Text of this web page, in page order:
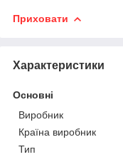
Приховати
Характеристики
Основні
Виробник
Країна виробник
Тип